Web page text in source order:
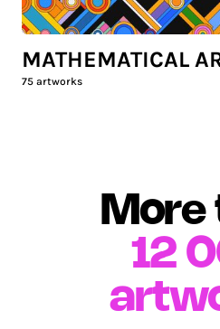
MATHEMATICAL
75 artworks
More
12